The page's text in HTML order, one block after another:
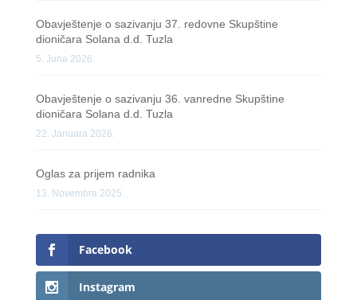
Obavještenje o sazivanju 37. redovne Skupštine
dioničara Solana d.d. Tuzla
5. Juna 2026.
Obavještenje o sazivanju 36. vanredne Skupštine
dioničara Solana d.d. Tuzla
22. Januara 2026.
Oglas za prijem radnika
13. Novembra 2025.
Facebook
Instagram